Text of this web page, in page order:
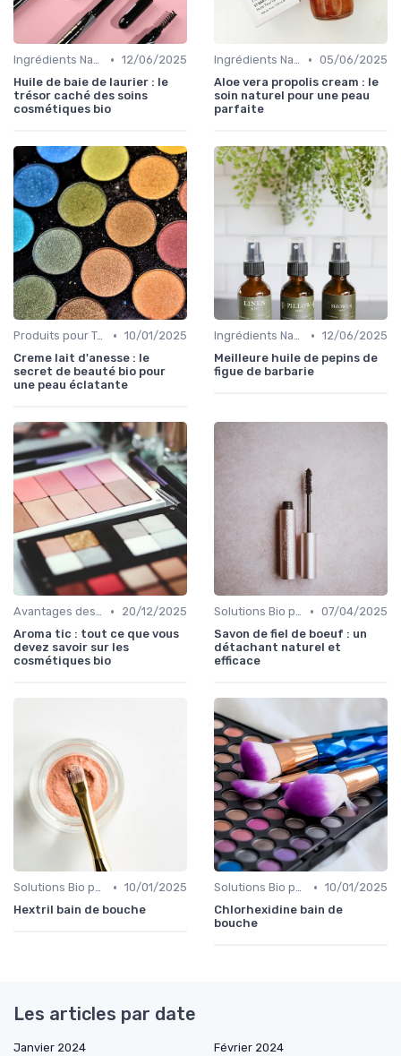
Ingrédients Naturels et Leurs Propriétés • 12/06/2025
Huile de baie de laurier : le
trésor caché des soins
cosmétiques bio
Ingrédients Naturels et Leurs Propriétés • 05/06/2025
Aloe vera propolis cream : le
soin naturel pour une peau
parfaite
Produits pour Types de Peau • 10/01/2025
Creme lait d'anesse : le
secret de beauté bio pour
une peau éclatante
Ingrédients Naturels et Leurs Propriétés • 12/06/2025
Meilleure huile de pepins de
figue de barbarie
Avantages des Cosmétiques Bio •
20/12/2025
Aroma tic : tout ce que vous
devez savoir sur les
cosmétiques bio
Solutions Bio pour Problèmes de Peau • 07/04/2025
Savon de fiel de boeuf : un
détachant naturel et
efficace
Solutions Bio pour Problèmes de Peau • 10/01/2025
Hextril bain de bouche
Solutions Bio pour Problèmes de Peau • 10/01/2025
Chlorhexidine bain de
bouche
Les articles par date
Janvier 2024
Février 2024